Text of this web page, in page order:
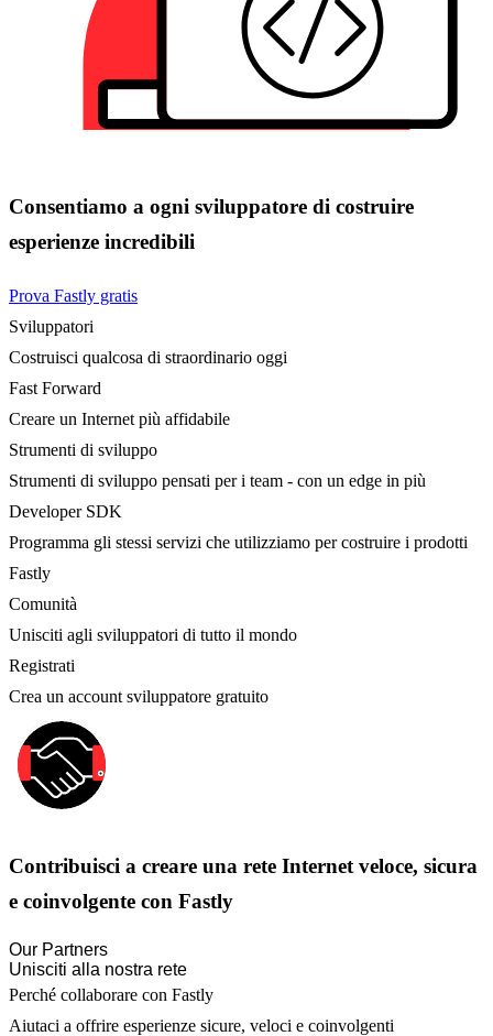
Consentiamo a ogni sviluppatore di costruire
esperienze incredibili
Prova Fastly gratis
Sviluppatori
Costruisci qualcosa di straordinario oggi
Fast Forward
Creare un Internet più affidabile
Strumenti di sviluppo
Strumenti di sviluppo pensati per i team - con un edge in più
Developer SDK
Programma gli stessi servizi che utilizziamo per costruire i prodotti
Fastly
Comunità
Unisciti agli sviluppatori di tutto il mondo
Registrati
Crea un account sviluppatore gratuito
Contribuisci a creare una rete Internet veloce, sicura
e coinvolgente con Fastly
Our Partners
Unisciti alla nostra rete
Perché collaborare con Fastly
Aiutaci a offrire esperienze sicure, veloci e coinvolgenti